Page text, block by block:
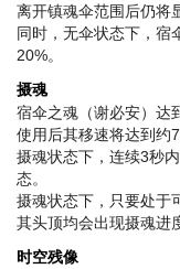
离开镇魂伞范围后仍将
同时，无伞状态下，宿
20%。
摄魂
宿伞之魂（谢必安）达
使用后其移速将达到约
摄魂状态下，连续3秒
态。
摄魂状态下，只要处于
其头顶均会出现摄魂进
时空残像